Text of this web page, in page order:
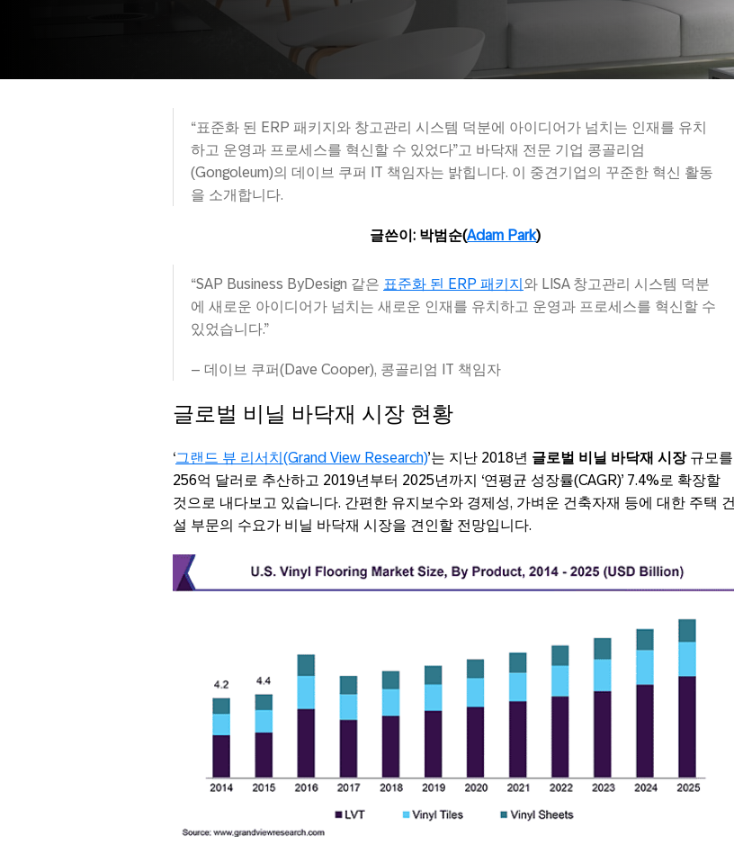
“표준화 된 ERP 패키지와 창고관리 시스템 덕분에 아이디어가 넘치는 인재를 유치
하고 운영과 프로세스를 혁신할 수 있었다”고 바닥재 전문 기업 콩골리엄
(Gongoleum)의 데이브 쿠퍼 IT 책임자는 밝힙니다. 이 중견기업의 꾸준한 혁신 활동
을 소개합니다.
글쓴이: 박범순(Adam Park)
“SAP Business ByDesign 같은 표준화 된 ERP 패키지 와 LISA 창고관리 시스템 덕분
에 새로운 아이디어가 넘치는 새로운 인재를 유치하고 운영과 프로세스를 혁신할 수
있었습니다.”
– 데이브 쿠퍼(Dave Cooper), 콩골리엄 IT 책임자
글로벌 비닐 바닥재 시장 현황
‘그랜드 뷰 리서치(Grand View Research)’는 지난 2018년 글로벌 비닐 바닥재 시장규모를
256억 달러로 추산하고 2019년부터 2025년까지 ‘연평균 성장률(CAGR)’ 7.4%로 확장할
것으로 내다보고 있습니다. 간편한 유지보수와 경제성, 가벼운 건축자재 등에 대한 주택 건
설 부문의 수요가 비닐 바닥재 시장을 견인할 전망입니다.